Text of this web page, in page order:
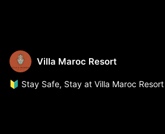
Villa Maroc Resort
🔰 Stay Safe, Stay at Villa Maroc
🧹 เราเข้าใจดีว่าความสะอาดมีความสำคั
การใช้โคมไฟฆ่าเชื้อ UV-C และพ่นน้ำยาฆ่